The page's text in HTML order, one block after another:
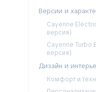
Версии и
Cayenne
версия)
Cayenne Turbo
версия)
Дизайн и
Комфорт и